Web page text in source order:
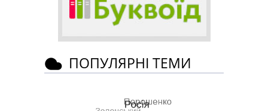
ПОПУЛЯРНІ ТЕМИ